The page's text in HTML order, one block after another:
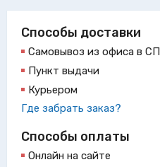
Способы доставки
Самовывоз из офиса в
Пункт выдачи
Курьером
Где забрать заказ?
Способы оплаты
Онлайн на сайте